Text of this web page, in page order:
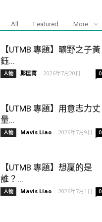
All Featured More
【UTMB 專題】曠野之子黃
鈺...
人物 鄭匡寓 - 2026年7月20日 0
【UTMB 專題】用意志力丈
量...
人物 Mavis Liao - 2026年7月9日 0
【UTMB 專題】想贏的是
誰？...
人物 Mavis Liao - 2026年7月1日 0